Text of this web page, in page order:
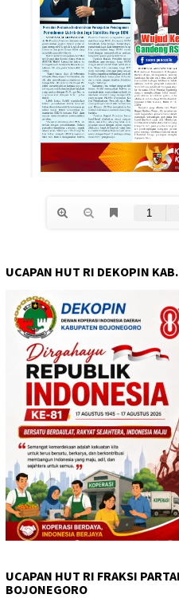
UCAPAN HUT RI DEKOPIN
UCAPAN HUT RI FRAKSI
BOJONEGORO